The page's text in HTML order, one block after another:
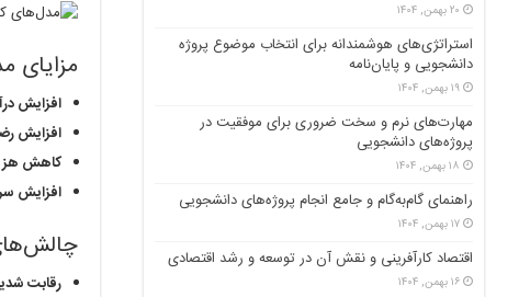
مزایای
افزایش
افزایش
کاهش
افزایش
رقابت
۲۰ بهمن, ۱۴۰۴
استراتژی‌های هوشمندانه برای انتخاب موضوع پروژه
دانشجویی و پایان‌نامه
۱۹ بهمن, ۱۴۰۴
مهارت‌های نرم و سخت ضروری برای موفقیت در
پروژه‌های دانشجویی
۱۸ بهمن, ۱۴۰۴
راهنمای گام‌به‌گام و جامع انجام پروژه‌های دانشجویی
۱۷ بهمن, ۱۴۰۴
اقتصاد کارآفرینی و نقش آن در توسعه و رشد اقتصادی
۱۶ بهمن, ۱۴۰۴